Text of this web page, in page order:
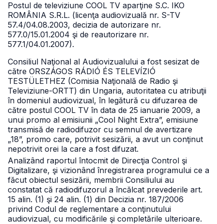
Postul de televiziune COOL TV aparţine S.C. IKO
ROMÂNIA S.R.L. (licenţa audiovizuală nr. S-TV
57.4/04.08.2003, decizia de autorizare nr.
577.0/15.01.2004 şi de reautorizare nr.
577.1/04.01.2007).
Consiliul Naţional al Audiovizualului a fost sesizat de
către ORSZÁGOS RÁDIÓ ÉS TELEVÍZIÓ
TESTÜLETHEZ (Comisia Naţională de Radio şi
Televiziune-ORTT) din Ungaria, autoritatea cu atribuţii
în domeniul audiovizual, în legătură cu difuzarea de
către postul COOL TV în data de 25 ianuarie 2009, a
unui promo al emisiunii „Cool Night Extra”, emisiune
transmisă de radiodifuzor cu semnul de avertizare
„18”, promo care, potrivit sesizării, a avut un conţinut
nepotrivit orei la care a fost difuzat.
Analizând raportul întocmit de Direcţia Control şi
Digitalizare, şi vizionând înregistrarea programului ce a
făcut obiectul sesizării, membrii Consiliului au
constatat că radiodifuzorul a încălcat prevederile art.
15 alin. (1) şi 24 alin. (1) din Decizia nr. 187/2006
privind Codul de reglementare a conţinutului
audiovizual, cu modificările şi completările ulterioare.